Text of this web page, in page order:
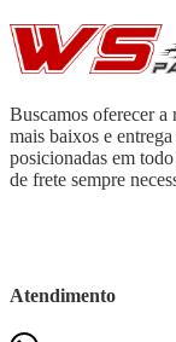
Buscamos oferecer a
mais baixos e
posicionadas em
de frete sempre
Atendimento